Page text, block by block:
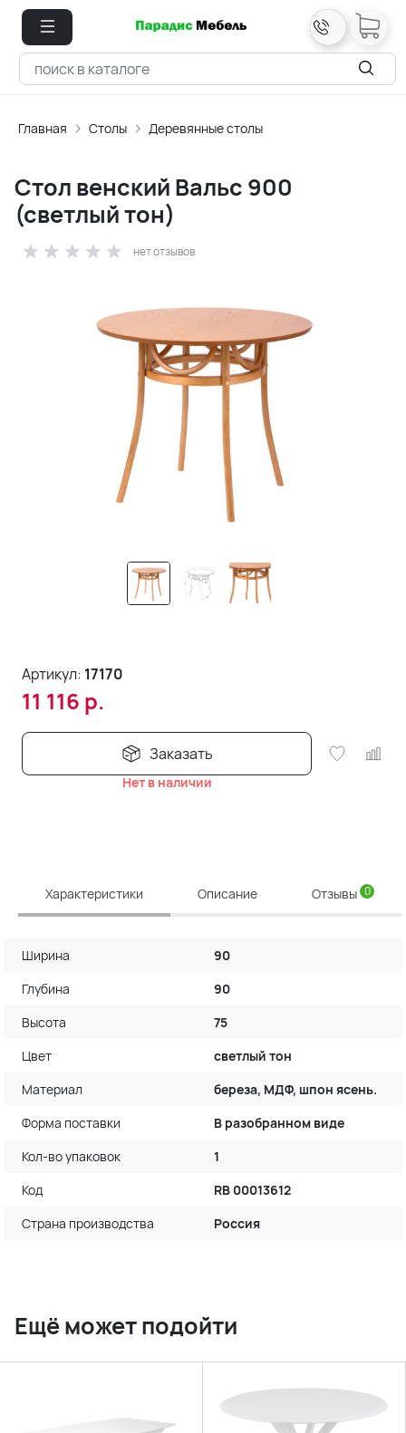
Главная Столы Деревянные столы
Стол венский Вальс 900
(светлый тон)
нет отзывов
Артикул: 17170
11 116 р.
Заказать
Нет в наличии
Характеристики Описание Отзывы 0
Ширина
90
Глубина
90
Высота
75
Цвет
светлый тон
Материал
береза, МДФ, шпон ясень.
Форма поставки
В разобранном виде
Кол-во упаковок
1
Код
RB 00013612
Страна производства
Россия
Ещё может подойти